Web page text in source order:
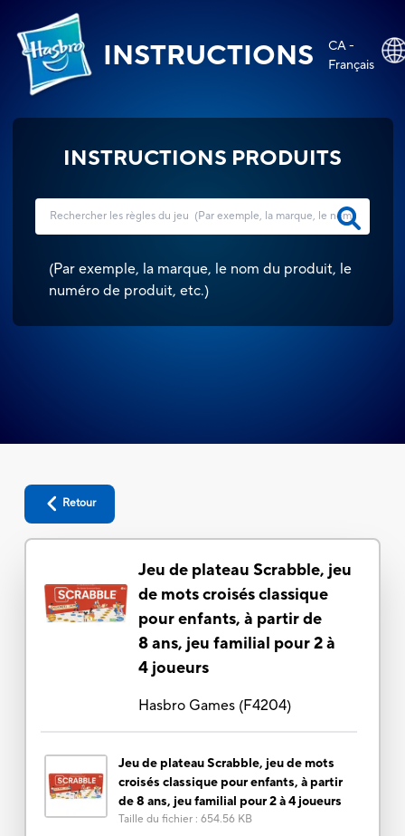
INSTRUCTIONS
CA -
Français
INSTRUCTIONS PRODUITS
(Par exemple, la marque, le nom du produit, le
numéro de produit, etc.)
Retour
Jeu de plateau Scrabble, jeu
de mots croisés classique
pour enfants, à partir de
8 ans, jeu familial pour 2 à
4 joueurs
Hasbro Games(F4204)
Jeu de plateau Scrabble, jeu de mots
croisés classique pour enfants, à partir
de 8 ans, jeu familial pour 2 à 4 joueurs
Taille du fichier: 654.56 KB